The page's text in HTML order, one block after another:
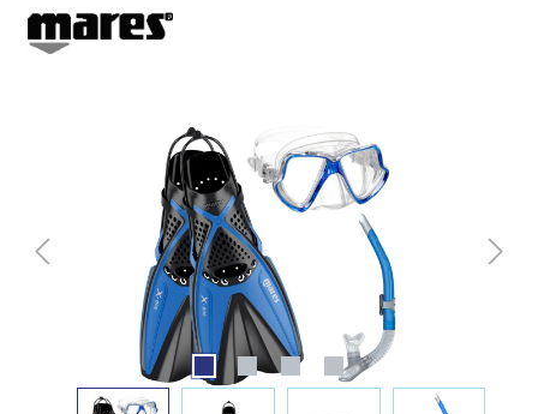
Bildergalerie überspringen